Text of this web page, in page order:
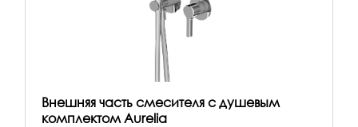
Внешняя часть смесителя с душевым
комплектом Aurelia